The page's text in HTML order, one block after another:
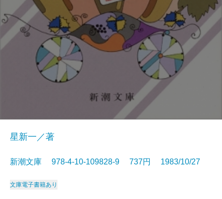
星新一／著
新潮文庫 978-4-10-109828-9 737円 1983/10/27
文庫電子書籍あり